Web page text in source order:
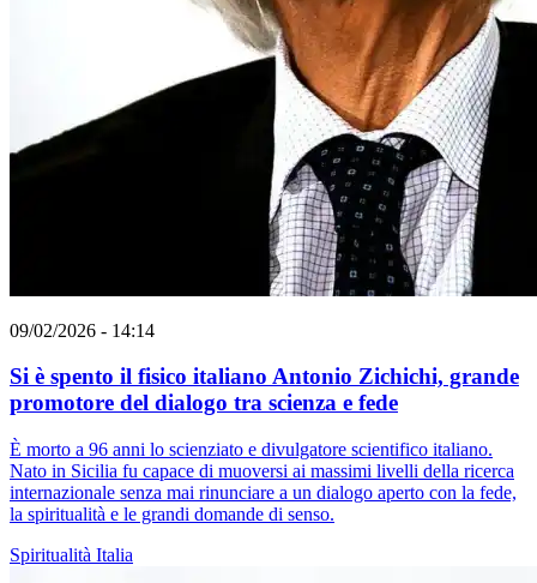
09/02/2026 - 14:14
Si è spento il fisico italiano Antonio Zichichi, grande
promotore del dialogo tra scienza e fede
È morto a 96 anni lo scienziato e divulgatore scientifico italiano.
Nato in Sicilia fu capace di muoversi ai massimi livelli della ricerca
internazionale senza mai rinunciare a un dialogo aperto con la fede,
la spiritualità e le grandi domande di senso.
Spiritualità Italia